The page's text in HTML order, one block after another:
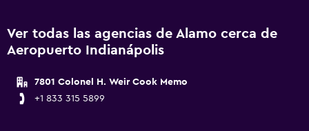
Ver todas las agencias de Alamo cerca de
Aeropuerto Indianápolis
7801 Colonel H. Weir Cook Memo
+1 833 315 5899